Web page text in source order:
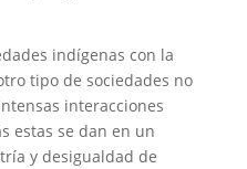
indígenas con la
tipo de sociedades no
interacciones
estas se dan en un
y desigualdad de